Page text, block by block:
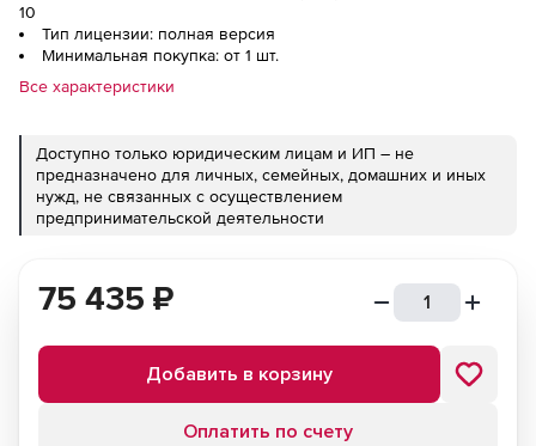
10
Тип лицензии: полная версия
Минимальная покупка: от 1 шт.
Все характеристики
Доступно только юридическим лицам и ИП – не
предназначено для личных, семейных, домашних и иных
нужд, не связанных с осуществлением
предпринимательской деятельности
75 435 ₽
Добавить в корзину
Оплатить по счету